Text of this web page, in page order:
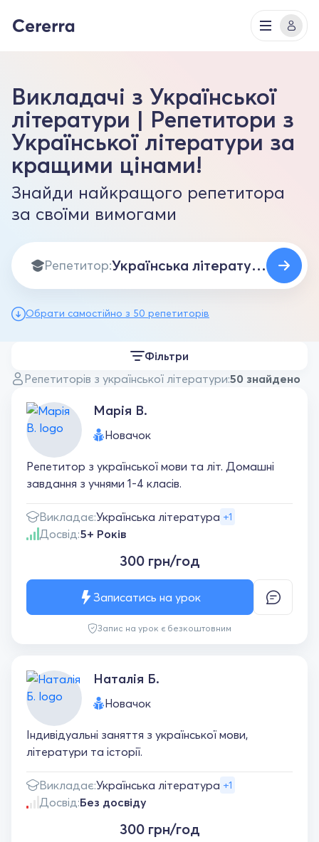
Викладачі з Української
літератури | Репетитори з
Української літератури за
кращими цінами!
Знайди найкращого репетитора
за своїми вимогами
Репетитор:
Обрати самостійно з 50 репетиторів
Репетиторів з української літератури:50 знайдено
Фільтри
Марія В.
Новачок
Репетитор з української мови та літ. Домашні
завдання з учнями 1-4 класів.
Викладає:Українська література +1
Досвід:5+ Років
300 грн/год
Запис на урок є безкоштовним
Записатись на урок
Наталія Б.
Новачок
Індивідуальні заняття з української мови,
літератури та історії.
Викладає:Українська література +1
Досвід:Без досвіду
300 грн/год